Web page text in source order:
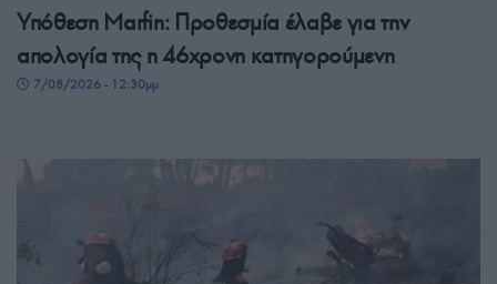
Υπόθεση Marfin: Προθεσμία έλαβε για την
απολογία της η 46χρονη κατηγορούμενη
7/08/2026 - 12:30μμ